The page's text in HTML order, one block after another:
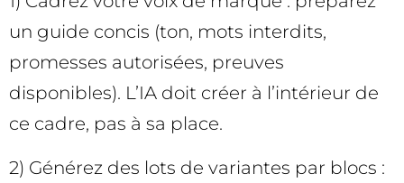
un guide concis (ton, mots interdits,
promesses autorisées, preuves
disponibles). L’IA doit créer à l’intérieur de
ce cadre, pas à sa place.
2) Générez des lots de variantes par blocs :